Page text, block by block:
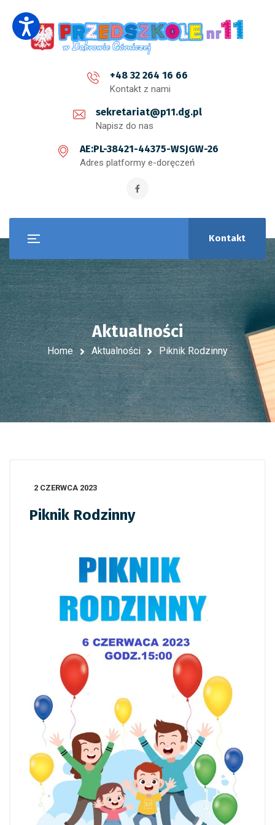
+48 32 264 16 66
Kontakt z nami
sekretariat@p11.dg.pl
Napisz do nas
AE:PL-38421-44375-WSJGW-26
Adres platformy e-doręczeń
Kontakt
Aktualności
Home Aktualności Piknik Rodzinny
2 CZERWCA 2023
Piknik Rodzinny